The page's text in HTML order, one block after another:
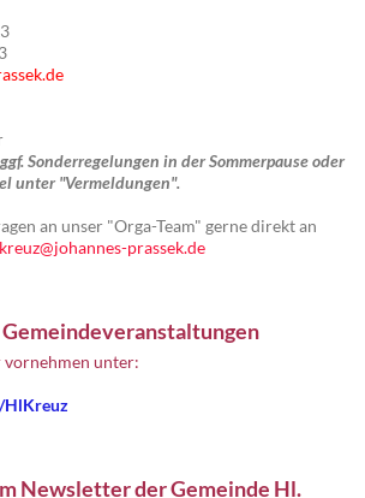
Sonderregelungen in der Sommerpause oder
unter "Vermeldungen".
an unser "Orga-Team" gerne direkt an
prassek.de
Gemeindeveranstaltungen
vornehmen unter:
HlKreuz
Newsletter der Gemeinde Hl.